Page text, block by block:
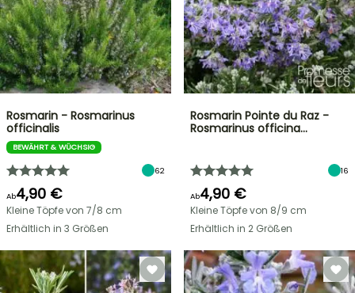
Rosmarin - Rosmarinus
officinalis
BEWÄHRT & WÜCHSIG
62
Ab4,90 €
Kleine Töpfe von 7/8 cm
Erhältlich in 3 Größen
Rosmarin Pointe du Raz -
Rosmarinus officina…
16
Ab4,90 €
Kleine Töpfe von 8/9 cm
Erhältlich in 2 Größen